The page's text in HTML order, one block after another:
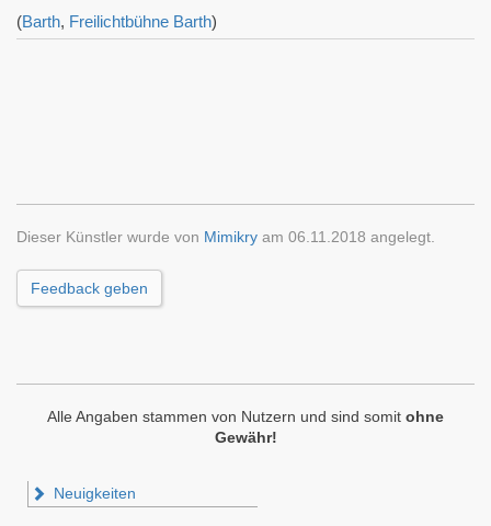
(Barth, Freilichtbühne Barth)
Dieser Künstler wurde von Mimikry am 06.11.2018 angelegt.
Feedback geben
Alle Angaben stammen von Nutzern und sind somit ohne
Gewähr!
Neuigkeiten